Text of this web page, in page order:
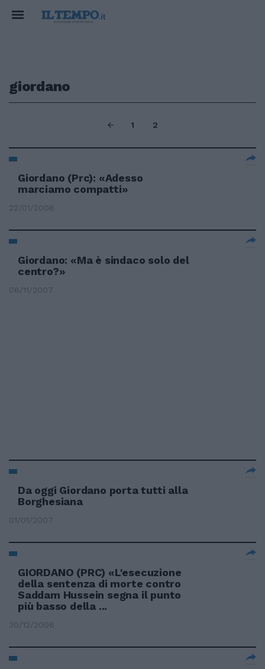
giordano
1 2
Giordano (Prc): «Adesso
marciamo compatti»
22/01/2008
Giordano: «Ma è sindaco solo del
centro?»
08/11/2007
Da oggi Giordano porta tutti alla
Borghesiana
01/01/2007
GIORDANO (PRC) «L'esecuzione
della sentenza di morte contro
Saddam Hussein segna il punto
più basso della ...
30/12/2006